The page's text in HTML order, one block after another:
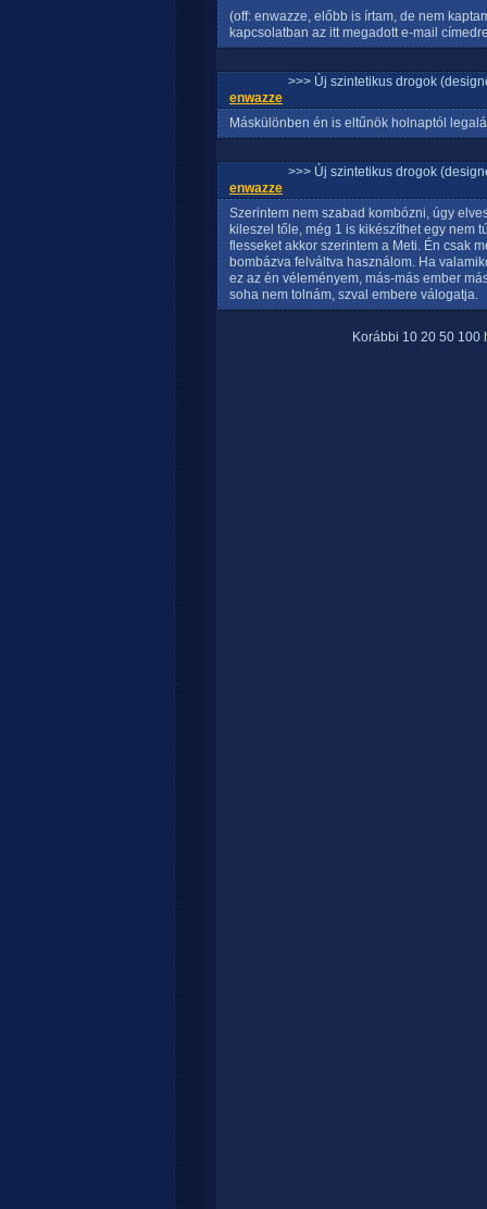
(off: enwazze, előbb is írtam, de nem
kapcsolatban az itt megadott e-mail
>>> Új szintetikus drogok
enwazze
Máskülönben én is eltűnök holnaptól
>>> Új szintetikus drogok
enwazze
Szerintem nem szabad kombózni, úgy
kileszel tőle, még 1 is kikészíthet egy nem
flesseket akkor szerintem a Meti. Én csak
bombázva felváltva használom. Ha
ez az én véleményem, más-más ember
soha nem tolnám, szval embere válogatja.
Korábbi 10 20 50 100